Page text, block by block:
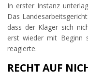
In erster Instanz
Das
dass der Kläger sich
erst wieder mit Beginn
reagierte.
RECHT AUF